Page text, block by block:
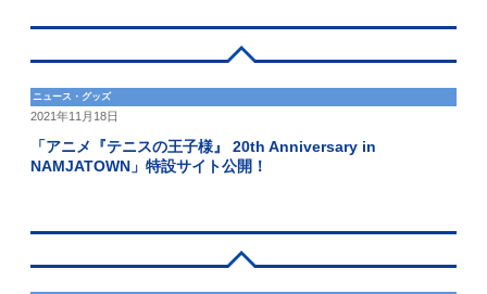
ニュース・グッズ
2021年11月18日
「アニメ『テニスの王子様』 20th Anniversary in
NAMJATOWN」特設サイト公開！